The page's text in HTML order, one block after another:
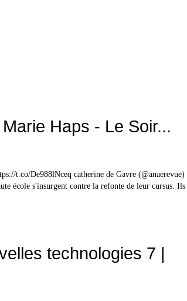
Haps - Le Soir...
t.co/De988lNceq catherine de Gavre (@anaerevue)
école s'insurgent contre la refonte de leur cursus. Ils
technologies 7 |